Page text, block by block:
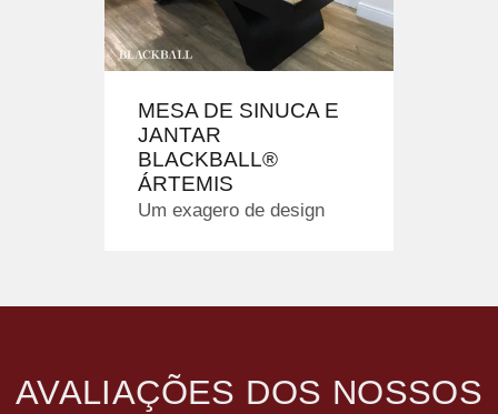
MESA DE SINUCA E
JANTAR
BLACKBALL®
ÁRTEMIS
Um exagero de design
AVALIAÇÕES DOS NOSSOS